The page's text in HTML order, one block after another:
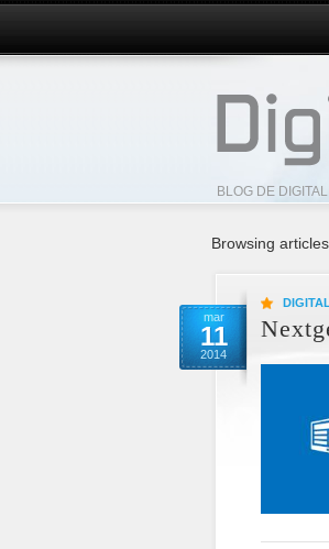
BLOG DE
Browsing
mar
11
2014